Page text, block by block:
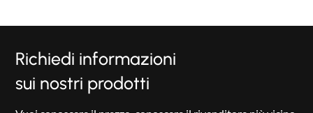
Richiedi informazioni
sui nostri prodotti